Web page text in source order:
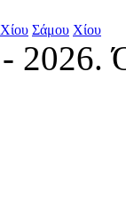
Σάμου Χίου